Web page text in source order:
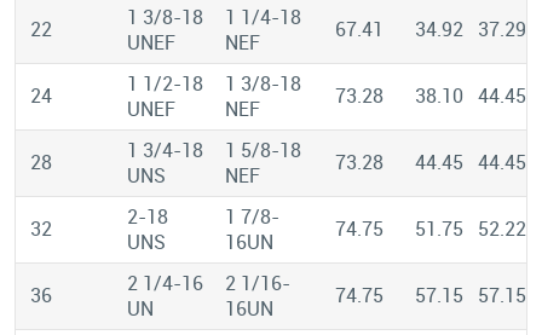
22
1 3/8-18
UNEF
1 1/4-18
NEF
67.41 34.92 37.29
24
1 1/2-18
UNEF
1 3/8-18
NEF
73.28 38.10 44.45
28
1 3/4-18
UNS
1 5/8-18
NEF
73.28 44.45 44.45
32
2-18
UNS
1 7/8-
16UN
74.75 51.75 52.22
36
2 1/4-16
UN
2 1/16-
16UN
74.75 57.15 57.15